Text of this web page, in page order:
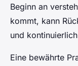
Beginn an
kommt, kann
und
Eine bewährte